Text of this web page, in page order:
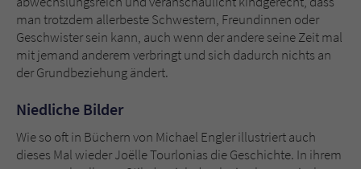
man trotzdem allerbeste Schwestern, Freundinnen oder
Geschwister sein kann, auch wenn der andere seine Zeit mal
mit jemand anderem verbringt und sich dadurch nichts an
der Grundbeziehung ändert.
Niedliche Bilder
Wie so oft in Büchern von Michael Engler illustriert auch
dieses Mal wieder Joëlle Tourlonias die Geschichte. In ihrem